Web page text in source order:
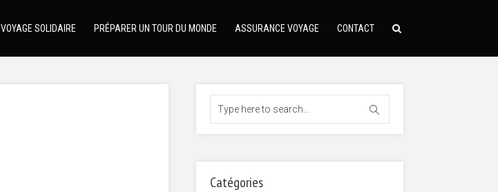
VOYAGE SOLIDAIRE PRÉPARER UN TOUR DU MONDE ASSURANCE VOYAGE CONTACT
Catégories